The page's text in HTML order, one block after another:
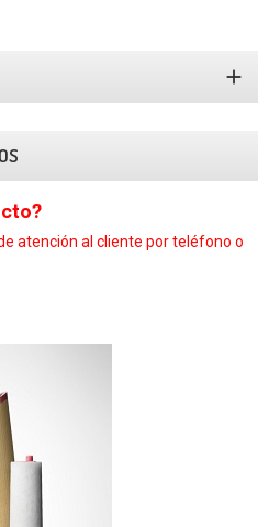

atención al cliente por teléfono o